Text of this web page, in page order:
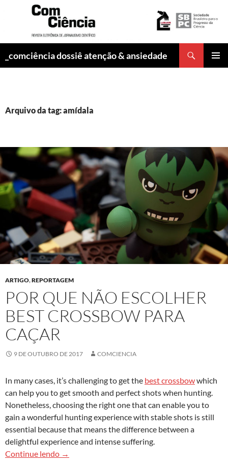
_comciência dossiê atenção & ansiedade
Arquivo da tag: amídala
ARTIGO,REPORTAGEM
POR QUE NÃO ESCOLHER
BEST CROSSBOW PARA
CAÇAR
9 DE OUTUBRO DE 2017 COMCIENCIA
In many cases, it’s challenging to get the best crossbowwhich
can help you to get smooth and perfect shots when hunting.
Nonetheless, choosing the right one that can enable you to
gain a wonderful hunting experience with stable shots is still
essential because that means the difference between a
delightful experience and intense suffering.
Continue lendo Por que não escolher best crossbow para caçar
→